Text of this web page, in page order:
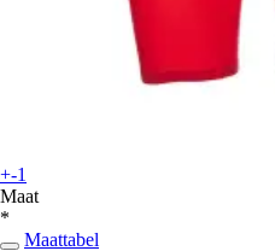
+-1
Maat
*
Maattabel